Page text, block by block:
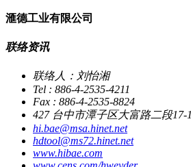
滙德工业有限公司
联络资讯
联络人：刘怡湘
Tel : 886-4-2535-4211
Fax : 886-4-2535-8824
427 台中市潭子区大富路二段17-
hi.bae@msa.hinet.net
hdtool@ms72.hinet.net
www.hibae.com